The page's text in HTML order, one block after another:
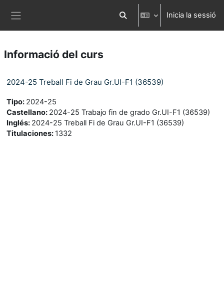
Commuta l'entrada de la cerca
Inicia la sessió
Informació del curs
2024-25 Treball Fi de Grau Gr.UI-F1 (36539)
Tipo: 2024-25
Castellano: 2024-25 Trabajo fin de grado Gr.UI-F1 (36539)
Inglés: 2024-25 Treball Fi de Grau Gr.UI-F1 (36539)
Titulaciones: 1332